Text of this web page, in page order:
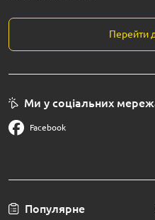
Перейти
Популярне
Ми у соціальних
Facebook